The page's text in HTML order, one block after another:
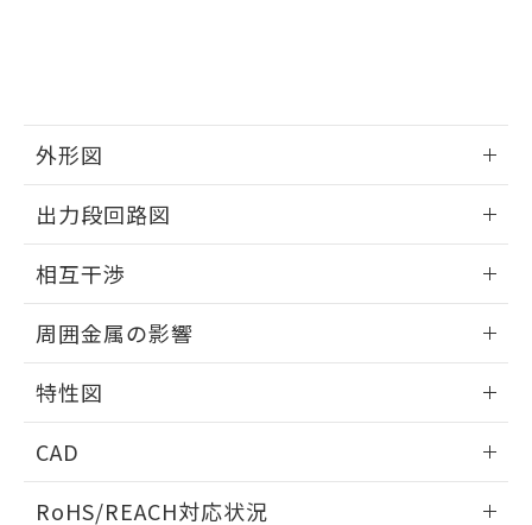
外形図
外形図
出力段回路図
出力段回路図
相互干渉
相互干渉
周囲金属の影響
周囲金属の影響
特性図
検出物体の大きさと材質による影響
CAD
ドすることができます。
RoHS/REACH対応状況
指します。
51物質の非含有証明書（当社基準）
※本証明書は発行日時点で非含有を証明す
ものではありません。
また、RoHS指令のフタル酸エステル類４
物質の対応では、対応完了までの期間は出
荷製品に未対応品が混在することから備考
欄に対応日を記載しておりました。
既に当社にて対応品への在庫切替を完了
していることから、特段のことがない限
す。